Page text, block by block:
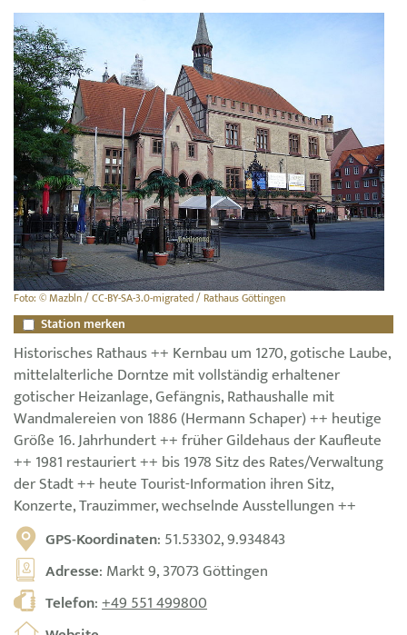
Foto: © Mazbln / CC-BY-SA-3.0-migrated / Rathaus Göttingen
Station merken
Historisches Rathaus ++ Kernbau um 1270, gotische Laube,
mittelalterliche Dorntze mit vollständig erhaltener
gotischer Heizanlage, Gefängnis, Rathaushalle mit
Wandmalereien von 1886 (Hermann Schaper) ++ heutige
Größe 16. Jahrhundert ++ früher Gildehaus der Kaufleute
++ 1981 restauriert ++ bis 1978 Sitz des Rates/Verwaltung
der Stadt ++ heute Tourist-Information ihren Sitz,
Konzerte, Trauzimmer, wechselnde Ausstellungen ++
GPS-Koordinaten: 51.53302, 9.934843
Adresse: Markt 9, 37073 Göttingen
Telefon:+49 551 499800